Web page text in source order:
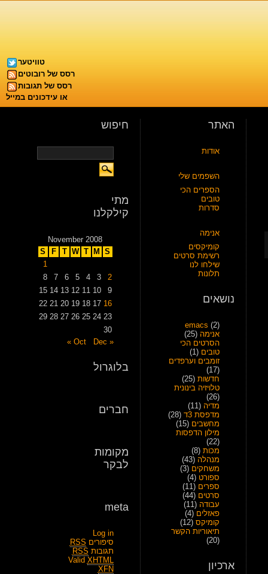
טוויטער
רסס של רובוטים
רסס של תגובות
או עידכונים במייל
האתר
אודות
השפמים שלי
הספרים הכי
טובים
סדרות
אנימה
קומיקסים
רשימת סרטים
שילחו לנו
תלונות
נושאים
emacs (2)
אנימה (25)
הסרטים הכי
טובים (1)
זומבים וערפדים
(17)
חדשות (25)
טלויזיה בינונית
(26)
מדיה (11)
מדפסת 3ד
(28)
מחשבים (15)
מילון הדפסות
(22)
מכות (8)
מנהלה (43)
משחקים (3)
ספורט (4)
ספרים (11)
סרטים (44)
עבודה (11)
פאזלים (4)
קומיקס (12)
תיאוריות הקשר
(20)
ארכיון
חיפוש
מתי
קילקלנו
November 2008
S
M
T
W
T
F
S
1
2
3
4
5
6
7
8
9
10
11
12
13
14
15
16
17
18
19
20
21
22
23
24
25
26
27
28
29
30
« Oct
Dec »
בלוגרול
חברים
מקומות
לבקר
meta
Log in
סיפורים RSS
תגובות RSS
Valid XHTML
XFN